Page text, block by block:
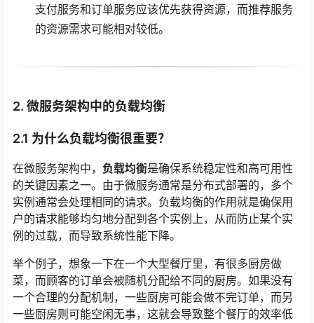
支付服务和订单服务应该优先获得资源，而推荐服务
的资源需求可能相对较低。
2. 微服务架构中的负载均衡
2.1 为什么负载均衡很重要？
在微服务架构中， 负载均衡是确保系统稳定性和高可用性
的关键因素之一。由于微服务通常是分布式部署的，多个
实例通常会处理相同的请求。负载均衡的作用就是确保用
户的请求能够均匀地分配到各个实例上，从而防止某个实
例的过载，而导致系统性能下降。
举个例子，想象一下在一个大型餐厅里，有很多厨房做
菜，而顾客的订单会被随机分配给不同的厨房。如果没有
一个合理的分配机制，一些厨房可能会做不完订单，而另
一些厨房则可能空闲无事，这就会导致整个餐厅的效率低